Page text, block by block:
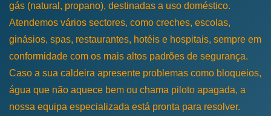
gás (natural, propano), destinadas a uso doméstico.
Atendemos vários sectores, como creches, escolas,
ginásios, spas, restaurantes, hotéis e hospitais, sempre em
conformidade com os mais altos padrões de segurança.
Caso a sua caldeira apresente problemas como bloqueios,
água que não aquece bem ou chama piloto apagada, a
nossa equipa especializada está pronta para resolver.